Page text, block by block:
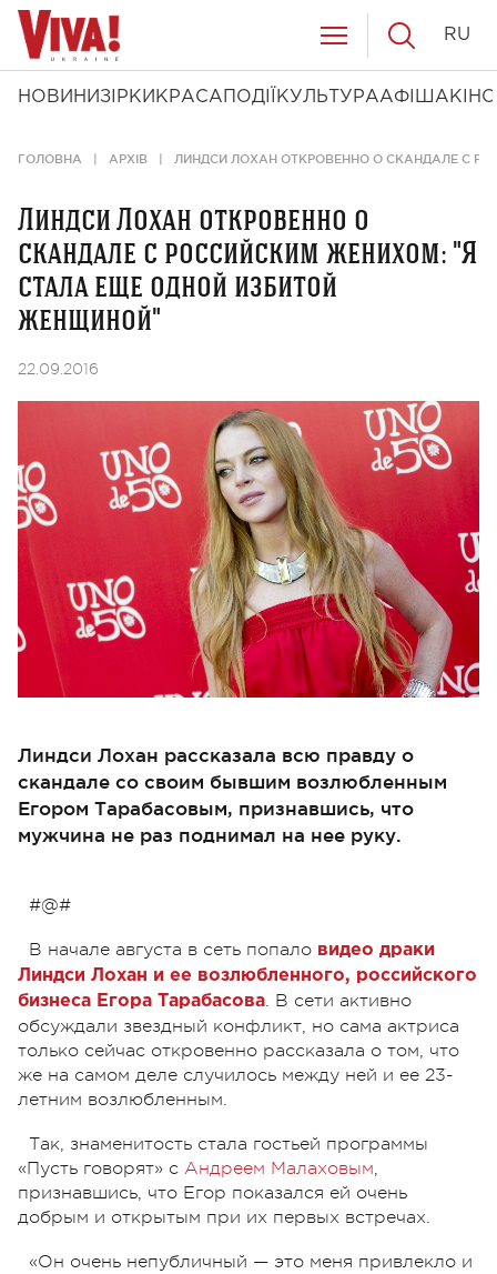
НОВИНИ ЗІРКИ КРАСА ПОДІЇ КУЛЬТУРААФІША КІНО
RU
ГОЛОВНА АРХІВ ЛИНДСИ ЛОХАН ОТКРОВЕННО О СКАНДАЛЕ С
Линдси Лохан откровенно о
скандале с российским женихом: "Я
стала еще одной избитой
женщиной"
22.09.2016
Линдси Лохан рассказала всю правду о
скандале со своим бывшим возлюбленным
Егором Тарабасовым, признавшись, что
мужчина не раз поднимал на нее руку.
#@#
В начале августа в сеть попало видео драки
Линдси Лохан и ее возлюбленного, российского
бизнеса Егора Тарабасова. В сети активно
обсуждали звездный конфликт, но сама актриса
только сейчас откровенно рассказала о том, что
же на самом деле случилось между ней и ее 23-
летним возлюбленным.
Так, знаменитость стала гостьей программы
«Пусть говорят» с Андреем Малаховым,
признавшись, что Егор показался ей очень
добрым и открытым при их первых встречах.
«Он очень непубличный — это меня привлекло и